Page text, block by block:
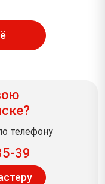
телефону
39